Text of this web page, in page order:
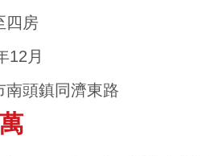
四房
12月
南頭鎮同濟東路